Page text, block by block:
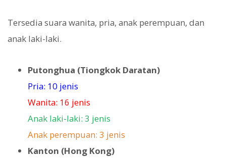
Tersedia suara wanita, pria, anak perempuan, dan
anak laki-laki.
Putonghua (Tiongkok Daratan)
Pria: 10 jenis
Wanita: 16 jenis
Anak laki-laki: 3 jenis
Anak perempuan: 3 jenis
Kanton (Hong Kong)